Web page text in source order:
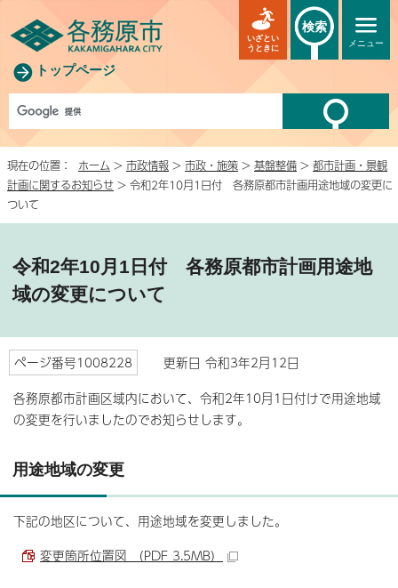
トップページ
メニュー
いざとい
うときに
検索
現在の位置： ホーム > 市政情報 > 市政・施策 > 基盤整備 > 都市計画・景観
計画に関するお知らせ > 令和2年10月1日付 各務原都市計画用途地域の変更に
ついて
令和2年10月1日付 各務原都市計画用途地
域の変更について
ページ番号1008228
更新日 令和3年2月12日
各務原都市計画区域内において、令和2年10月1日付けで用途地域
の変更を行いましたのでお知らせします。
用途地域の変更
下記の地区について、用途地域を変更しました。
変更箇所位置図 （PDF 3.5MB）